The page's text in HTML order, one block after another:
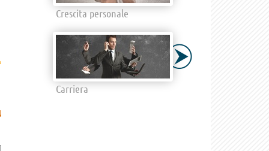
]
Crescita personale
Carriera